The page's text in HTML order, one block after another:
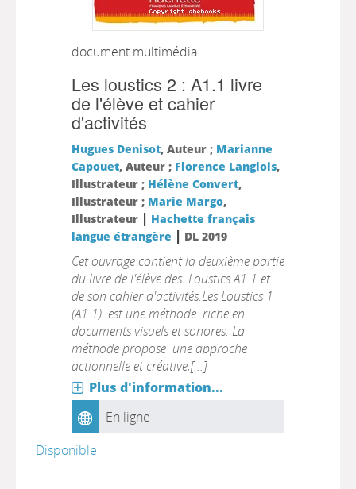
document multimédia
Les loustics 2 : A1.1 livre
de l'élève et cahier
d'activités
Hugues Denisot, Auteur ; Marianne
Capouet, Auteur ; Florence Langlois,
Illustrateur ; Hélène Convert,
Illustrateur ; Marie Margo,
Illustrateur | Hachette français
langue étrangère | DL 2019
Cet ouvrage contient la deuxième partie
du livre de l'élève des Loustics A1.1 et
de son cahier d'activités.Les Loustics 1
(A1.1) est une méthode riche en
documents visuels et sonores. La
méthode propose une approche
actionnelle et créative,[...]
Plus d'information...
En ligne
Disponible